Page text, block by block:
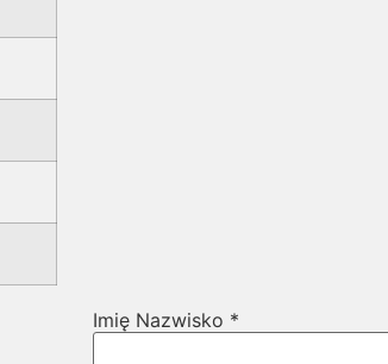
Imię Nazwisko *